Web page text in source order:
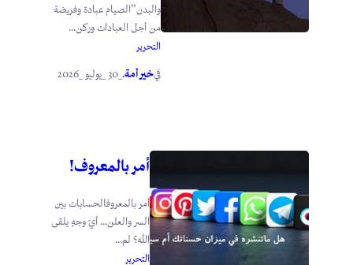
والبدن”الصيام عبادة وفريضة
من أجل العبادات وركن...
التحرير
فيخير أمة.
أمر بالمعروف!
أمر بالمعروفالحسابات بين
السر والعلن… أيّ وجهٍ يلقى
الله؟ لم...
التحرير